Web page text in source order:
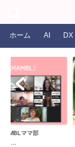
ホーム AI DX
AMBLママ部